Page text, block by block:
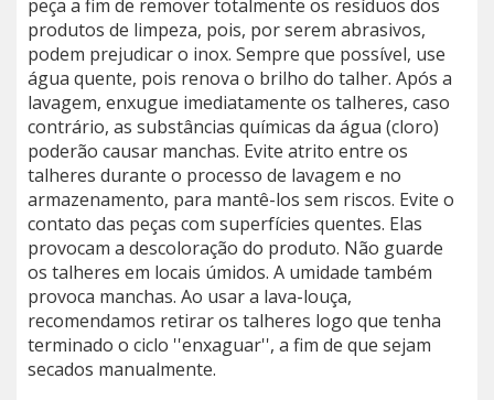
peça a fim de remover totalmente os resíduos dos
produtos de limpeza, pois, por serem abrasivos,
podem prejudicar o inox. Sempre que possível, use
água quente, pois renova o brilho do talher. Após a
lavagem, enxugue imediatamente os talheres, caso
contrário, as substâncias químicas da água (cloro)
poderão causar manchas. Evite atrito entre os
talheres durante o processo de lavagem e no
armazenamento, para mantê-los sem riscos. Evite o
contato das peças com superfícies quentes. Elas
provocam a descoloração do produto. Não guarde
os talheres em locais úmidos. A umidade também
provoca manchas. Ao usar a lava-louça,
recomendamos retirar os talheres logo que tenha
terminado o ciclo ''enxaguar'', a fim de que sejam
secados manualmente.